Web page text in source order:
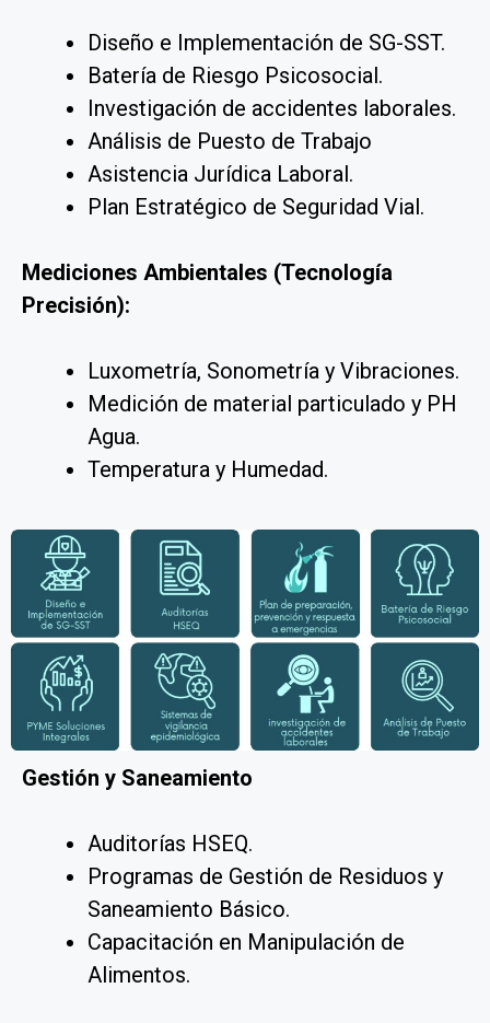
Diseño e Implementación de SG-SST.
Batería de Riesgo Psicosocial.
Investigación de accidentes laborales.
Análisis de Puesto de Trabajo
Asistencia Jurídica Laboral.
Plan Estratégico de Seguridad Vial.
Mediciones Ambientales (Tecnología
Precisión):
Luxometría, Sonometría y Vibraciones.
Medición de material particulado y PH
Agua.
Temperatura y Humedad.
Gestión y Saneamiento
Auditorías HSEQ.
Programas de Gestión de Residuos y
Saneamiento Básico.
Capacitación en Manipulación de
Alimentos.